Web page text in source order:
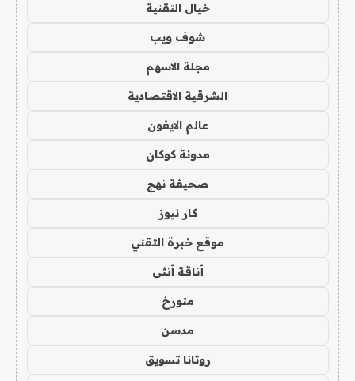
خيال التقنية
شوف ويب
مجلة الاسهم
الشرقية الاقتصادية
عالم الايفون
مدونة كوكان
صحيفة نهج
كار نيوز
موقع خبرة التقني
أناقة أنثى
متورخ
مدسن
روتانا تسويق